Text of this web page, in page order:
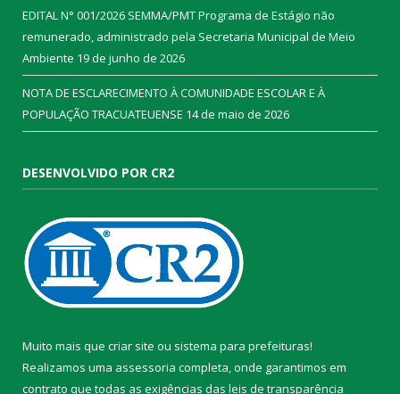
EDITAL N° 001/2026 SEMMA/PMT Programa de Estágio não
remunerado, administrado pela Secretaria Municipal de Meio
Ambiente 19 de junho de 2026
NOTA DE ESCLARECIMENTO À COMUNIDADE ESCOLAR E À
POPULAÇÃO TRACUATEUENSE 14 de maio de 2026
DESENVOLVIDO POR CR2
Muito mais que criar site ou sistema para prefeituras!
Realizamos uma assessoria completa, onde garantimos em
contrato que todas as exigências das leis de transparência